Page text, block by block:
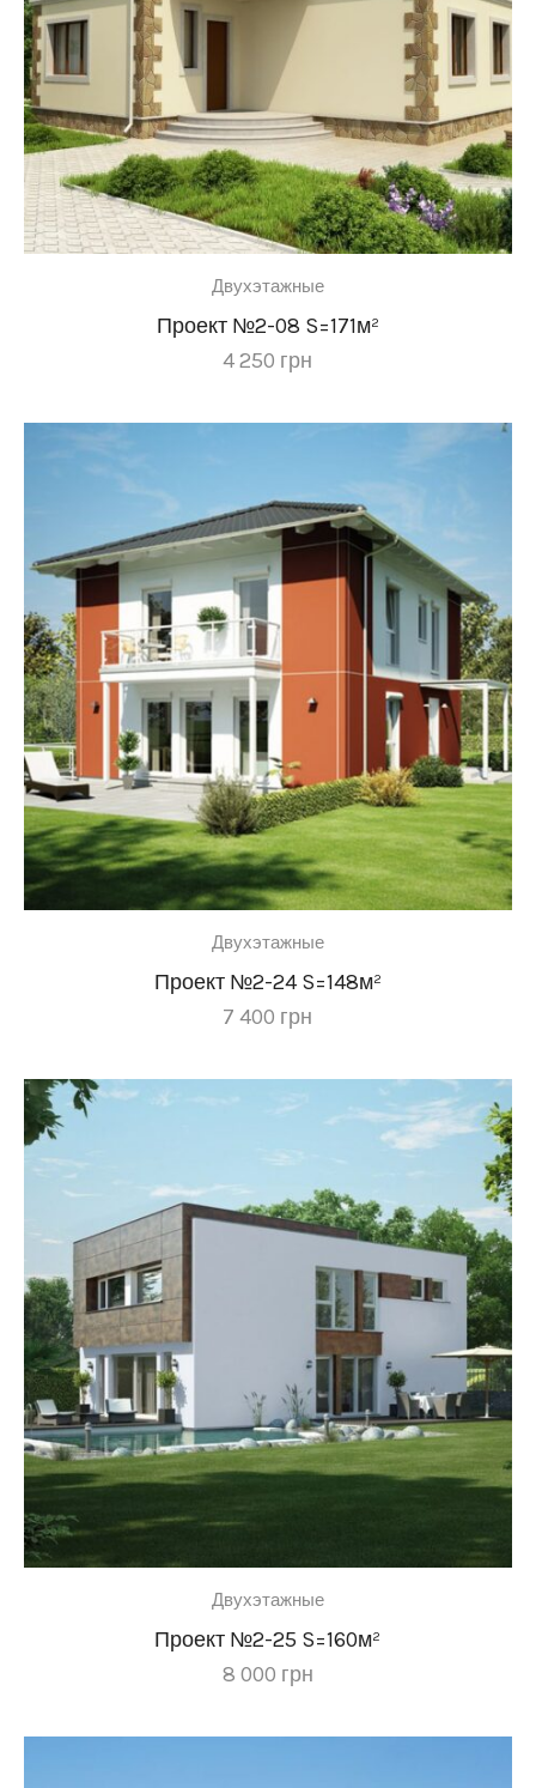
На две семьи (0)
6 и более
комната на 1
этаже(11)
Гараж:
Ориентация
Двухэтажные
Проект №2-08 S=171м²
4 250 грн
Двухэтажные
Проект №2-24 S=148м²
7 400 грн
Двухэтажные
Проект №2-25 S=160м²
8 000 грн